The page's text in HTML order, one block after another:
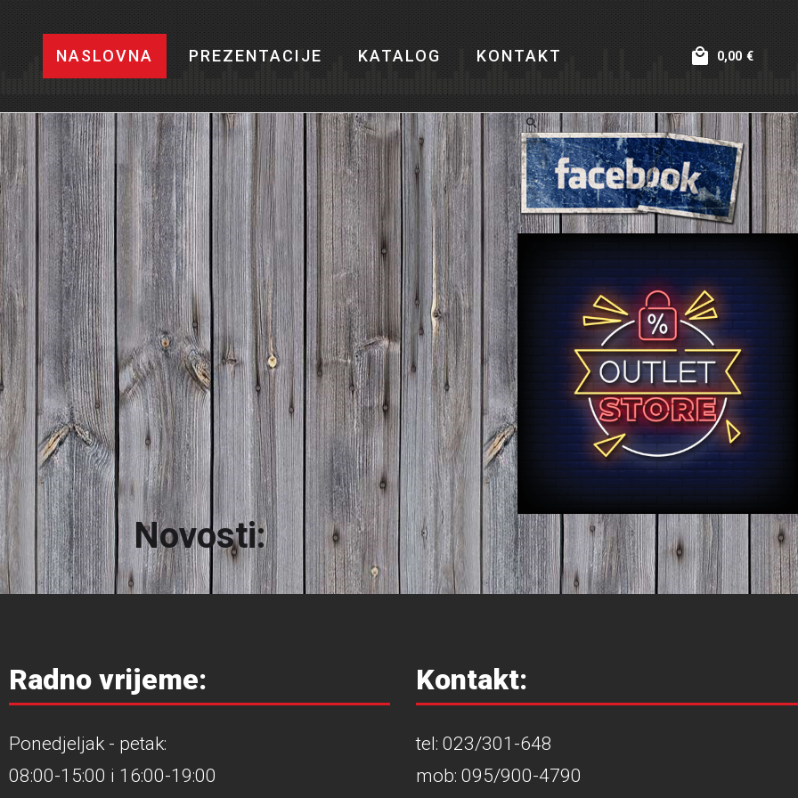
NASLOVNA PREZENTACIJE KATALOG KONTAKT €
0,00
Novosti:
Radno vrijeme:
Ponedjeljak - petak:
08:00-15:00 i 16:00-19:00
Kontakt:
tel: 023/301-648
mob: 095/900-4790